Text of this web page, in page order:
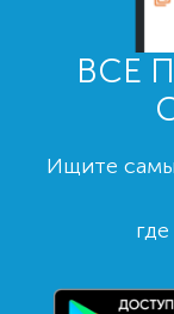
ВСЕ
Ищите